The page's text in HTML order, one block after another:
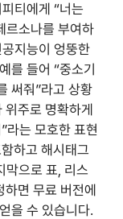
티에게 “너는
르소나를 부여하
지능이 엉뚱한
를 들어 “중소기
써줘”라고 상황
위주로 명확하게
라는 모호한 표현
하고 해시태그
막으로 표, 리스
하면 무료 버전에
을 수 있습니다.